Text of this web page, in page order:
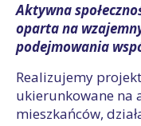
Aktywna
oparta na
podejmowania
Realizujemy
ukierunkowane na
mieszkańców,